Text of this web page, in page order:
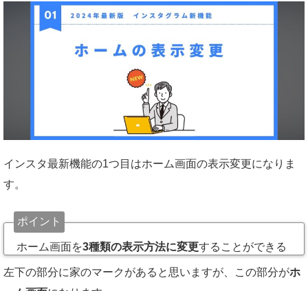
インスタ最新機能の1つ目はホーム画面の表示変更になりま
す。
ポイント
ホーム画面を3種類の表示方法に変更することができる
左下の部分に家のマークがあると思いますが、この部分がホ